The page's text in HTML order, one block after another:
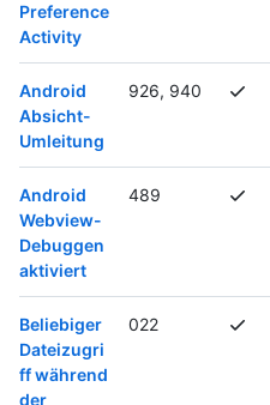
Preference
Activity
Android
Absicht-
Umleitung
926, 940
Android
Webview-
Debuggen
aktiviert
489
Beliebiger
Dateizugri
ff während
der
022